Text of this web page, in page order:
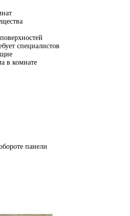
специалистов
в комнате
панели